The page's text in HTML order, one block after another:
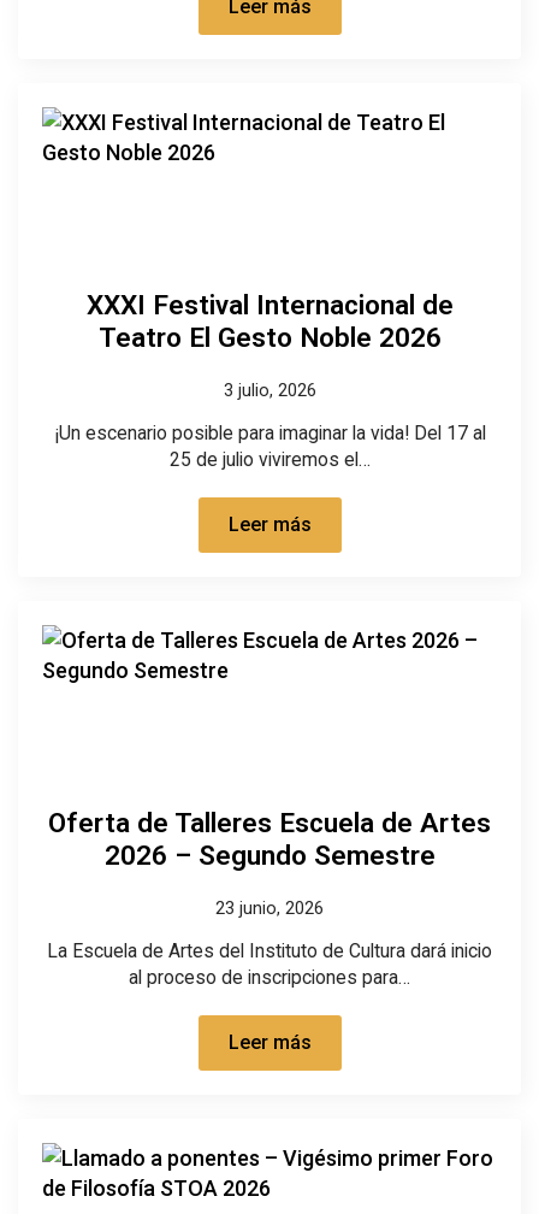
Leer más
XXXI Festival Internacional de
Teatro El Gesto Noble 2026
3 julio, 2026
¡Un escenario posible para imaginar la vida! Del 17 al
25 de julio viviremos el…
Leer más
Oferta de Talleres Escuela de Artes
2026 – Segundo Semestre
23 junio, 2026
La Escuela de Artes del Instituto de Cultura dará inicio
al proceso de inscripciones para…
Leer más